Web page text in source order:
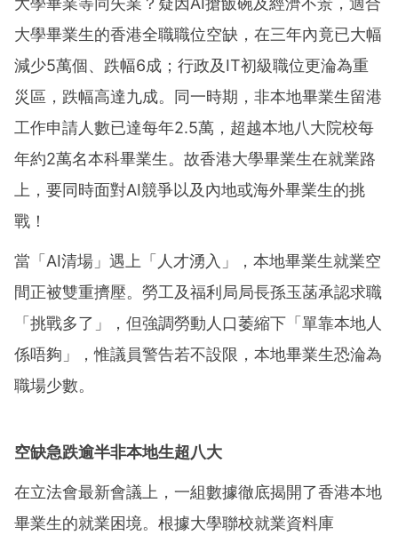
大學畢業生的香港全職職位空缺，在三年內竟已大幅
減少5萬個、跌幅6成；行政及IT初級職位更淪為重
災區，跌幅高達九成。同一時期，非本地畢業生留港
工作申請人數已達每年2.5萬，超越本地八大院校每
年約2萬名本科畢業生。故香港大學畢業生在就業路
上，要同時面對AI競爭以及內地或海外畢業生的挑
戰！
當「AI清場」遇上「人才湧入」，本地畢業生就業空
間正被雙重擠壓。勞工及福利局局長孫玉菡承認求職
「挑戰多了」，但強調勞動人口萎縮下「單靠本地人
係唔夠」，惟議員警告若不設限，本地畢業生恐淪為
職場少數。
空缺急跌逾半非本地生超八大
在立法會最新會議上，一組數據徹底揭開了香港本地
畢業生的就業困境。根據大學聯校就業資料庫